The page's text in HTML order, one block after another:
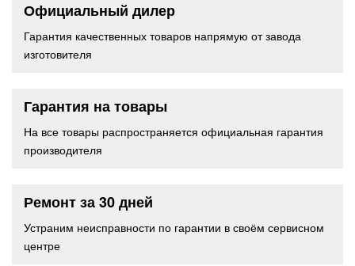
Официальный дилер
Гарантия качественных товаров напрямую от завода
изготовителя
Гарантия на товары
На все товары распространяется официальная гарантия
производителя
Ремонт за 30 дней
Устраним неисправности по гарантии в своём сервисном
центре